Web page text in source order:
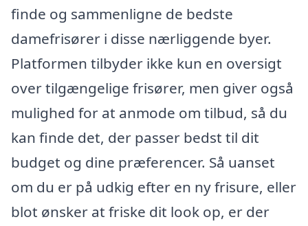
finde og sammenligne de bedste
damefrisører i disse nærliggende byer.
Platformen tilbyder ikke kun en oversigt
over tilgængelige frisører, men giver også
mulighed for at anmode om tilbud, så du
kan finde det, der passer bedst til dit
budget og dine præferencer. Så uanset
om du er på udkig efter en ny frisure, eller
blot ønsker at friske dit look op, er der